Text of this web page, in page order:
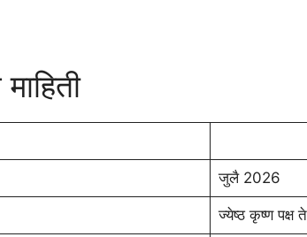
जुलै 2026
ज्येष्ठ कृष्ण पक्ष